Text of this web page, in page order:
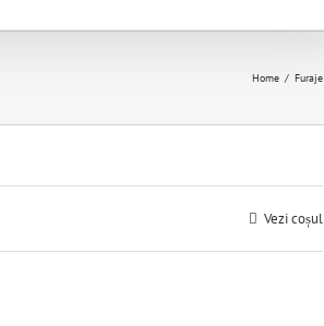
Home / Furaje
Vezi coșul